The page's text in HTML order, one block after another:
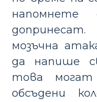
мозъчна
да напише
това
обсъдени